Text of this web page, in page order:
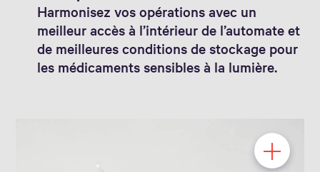
Harmonisez vos opérations avec un
meilleur accès à l’intérieur de l’automate et
de meilleures conditions de stockage pour
les médicaments sensibles à la lumière.
médicaments.